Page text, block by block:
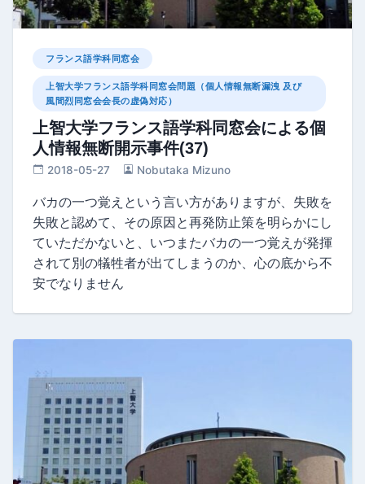
フランス語学科同窓会
上智大学フランス語学科同窓会問題（個人情報無断漏洩 及び
風間烈同窓会会長の虚偽対応）
上智大学フランス語学科同窓会による個
人情報無断開示事件(37)
2018-05-27 Nobutaka Mizuno
バカの一つ覚えという言い方がありますが、失敗を
失敗と認めて、その原因と再発防止策を明らかにし
ていただかないと、いつまたバカの一つ覚えが発揮
されて別の犠牲者が出てしまうのか、心の底から不
安でなりません